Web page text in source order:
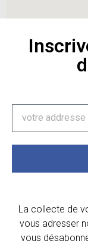
La collecte de
vous adresser
vous